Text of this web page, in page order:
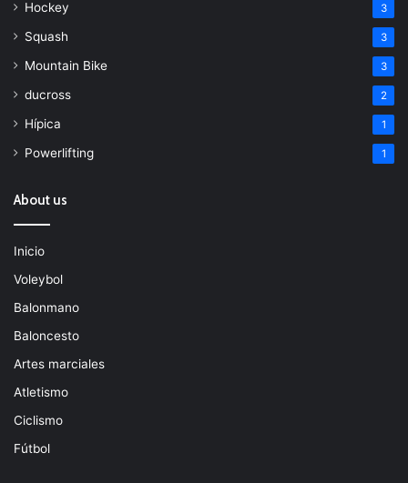
Hockey 3
Squash 3
Mountain Bike 3
ducross 2
Hípica 1
Powerlifting 1
About us
Inicio
Voleybol
Balonmano
Baloncesto
Artes marciales
Atletismo
Ciclismo
Fútbol